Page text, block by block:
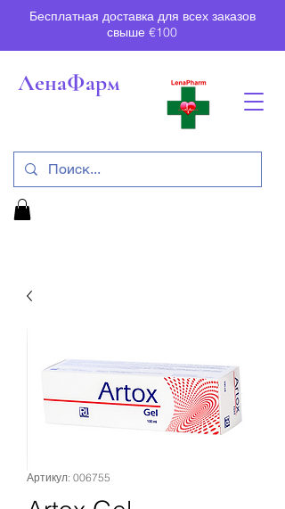
Бесплатная доставка для всех заказов
свыше €100
ЛенаФарм
Артикул: 006755